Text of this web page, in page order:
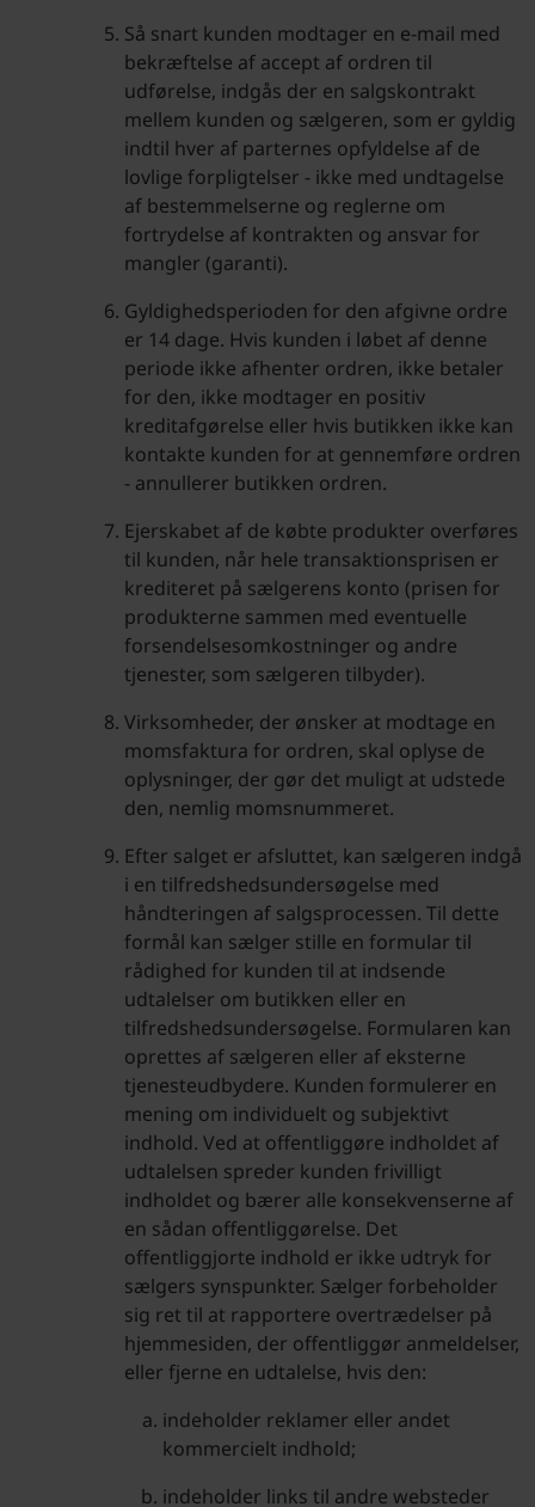
Så snart kunden modtager en e-mail med
bekræftelse af accept af ordren til
udførelse, indgås der en salgskontrakt
mellem kunden og sælgeren, som er gyldig
indtil hver af parternes opfyldelse af de
lovlige forpligtelser - ikke med undtagelse
af bestemmelserne og reglerne om
fortrydelse af kontrakten og ansvar for
mangler (garanti).
Gyldighedsperioden for den afgivne ordre
er 14 dage. Hvis kunden i løbet af denne
periode ikke afhenter ordren, ikke betaler
for den, ikke modtager en positiv
kreditafgørelse eller hvis butikken ikke kan
kontakte kunden for at gennemføre ordren
- annullerer butikken ordren.
Ejerskabet af de købte produkter overføres
til kunden, når hele transaktionsprisen er
krediteret på sælgerens konto (prisen for
produkterne sammen med eventuelle
forsendelsesomkostninger og andre
tjenester, som sælgeren tilbyder).
Virksomheder, der ønsker at modtage en
momsfaktura for ordren, skal oplyse de
oplysninger, der gør det muligt at udstede
den, nemlig momsnummeret.
Efter salget er afsluttet, kan sælgeren indgå
i en tilfredshedsundersøgelse med
håndteringen af salgsprocessen. Til dette
formål kan sælger stille en formular til
rådighed for kunden til at indsende
udtalelser om butikken eller en
tilfredshedsundersøgelse. Formularen kan
oprettes af sælgeren eller af eksterne
tjenesteudbydere. Kunden formulerer en
mening om individuelt og subjektivt
indhold. Ved at offentliggøre indholdet af
udtalelsen spreder kunden frivilligt
indholdet og bærer alle konsekvenserne af
en sådan offentliggørelse. Det
offentliggjorte indhold er ikke udtryk for
sælgers synspunkter. Sælger forbeholder
sig ret til at rapportere overtrædelser på
hjemmesiden, der offentliggør anmeldelser,
eller fjerne en udtalelse, hvis den:
indeholder reklamer eller andet
kommercielt indhold;
indeholder links til andre websteder